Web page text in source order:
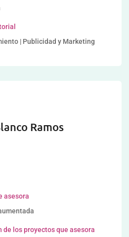
| Publicidad y Marketing
Ramos
asesora
de los proyectos que asesora